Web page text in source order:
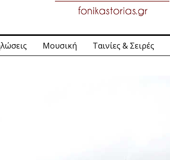
Μουσική Ταινίες & Σειρές